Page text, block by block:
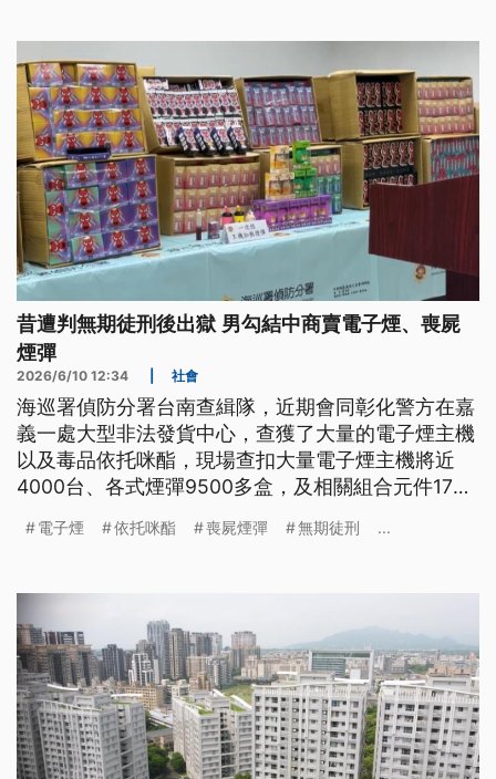
昔遭判無期徒刑後出獄 男勾結中商賣電子煙、喪屍
煙彈
2026/6/10 12:34 社會
海巡署偵防分署台南查緝隊，近期會同彰化警方在嘉
義一處大型非法發貨中心，查獲了大量的電子煙主機
以及毒品依托咪酯，現場查扣大量電子煙主機將近
4000台、各式煙彈9500多盒，及相關組合元件17
估計市值超過6000萬元，累積遭查獲數量是近年來
《菸害防制法》移送偵辦。
電子煙 依托咪酯 喪屍煙彈 無期徒刑 ...